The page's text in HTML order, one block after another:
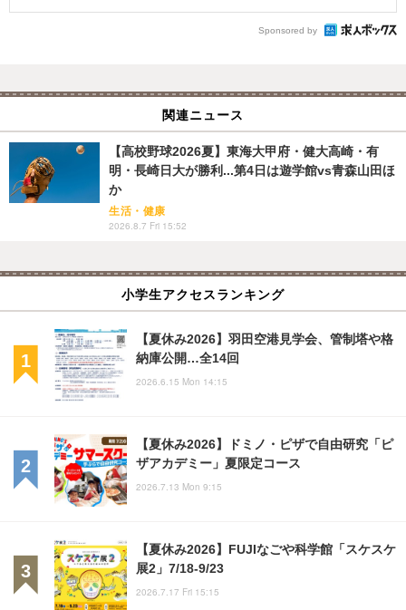
Sponsored by
関連ニュース
【高校野球2026夏】東海大甲府・健大高崎・有
明・長崎日大が勝利...第4日は遊学館vs青森山田ほ
か
生活・健康
2026.8.7 Fri 15:52
小学生アクセスランキング
【夏休み2026】羽田空港見学会、管制塔や格
納庫公開…全14回
2026.6.15 Mon 14:15
【夏休み2026】ドミノ・ピザで自由研究「ピ
ザアカデミー」夏限定コース
2026.7.13 Mon 9:15
【夏休み2026】FUJIなごや科学館「スケスケ
展2」7/18-9/23
2026.7.17 Fri 15:15